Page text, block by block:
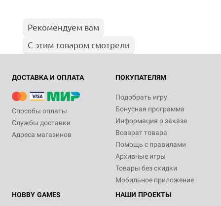
Рекомендуем вам
С этим товаром смотрели
ДОСТАВКА И ОПЛАТА
Способы оплаты
Службы доставки
Адреса магазинов
ПОКУПАТЕЛЯМ
Подобрать игру
Бонусная программа
Информация о заказе
Возврат товара
Помощь с правилами
Архивные игры
Товары без скидки
Мобильное приложение
HOBBY GAMES
НАШИ ПРОЕКТЫ